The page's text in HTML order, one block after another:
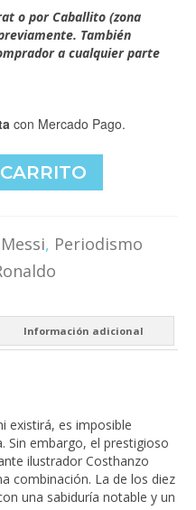
o por Caballito (zona
También
a cualquier parte
con Mercado Pago.
Messi, Periodismo
Información adicional
existirá, es imposible
Sin embargo, el prestigioso
ilustrador Costhanzo
combinación. La de los diez
una sabiduría notable y un